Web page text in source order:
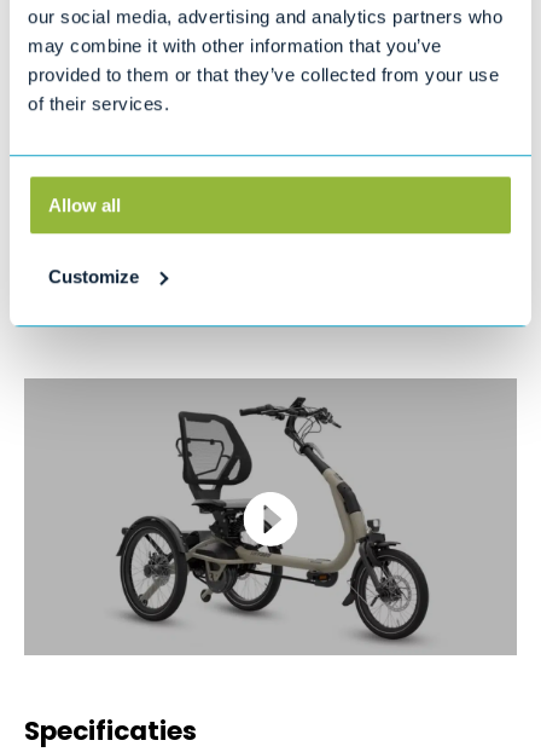
our social media, advertising and analytics partners who
may combine it with other information that you’ve
provided to them or that they’ve collected from your use
of their services.
Allow all
Customize
Zeer compact
Minder belasting voor rug nek schouders en polsen
Erg wendbaar door kleine draaicirkel
configureren aan de hand van uw wensen.
Specificaties